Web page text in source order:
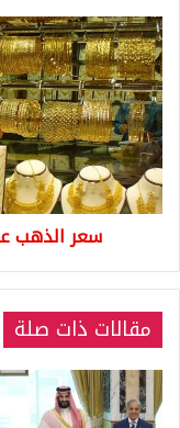
سعر
الذهب
عيار
21
و22
و24
اليوم
في
تركيا
سعر الذهب عيار 21 و22 و24 اليوم
مقالات ذات صلة